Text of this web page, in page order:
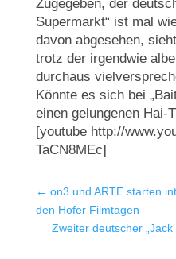
Zugegeben, der
Supermarkt“ ist mal
davon abgesehen,
trotz der irgendwie
durchaus
Könnte es sich bei
einen gelungenen Hai-
[youtube http://
TaCN8MEc]
← on3 und ARTE starten
den Hofer Filmtagen
Zweiter deutscher